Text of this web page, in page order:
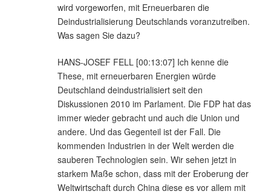
wird vorgeworfen, mit Erneuerbaren die
Deindustrialisierung Deutschlands voranzutreiben.
Was sagen Sie dazu?
HANS-JOSEF FELL [00:13:07] Ich kenne die
These, mit erneuerbaren Energien würde
Deutschland deindustrialisiert seit den
Diskussionen 2010 im Parlament. Die FDP hat das
immer wieder gebracht und auch die Union und
andere. Und das Gegenteil ist der Fall. Die
kommenden Industrien in der Welt werden die
sauberen Technologien sein. Wir sehen jetzt in
starkem Maße schon, dass mit der Eroberung der
Weltwirtschaft durch China diese es vor allem mit